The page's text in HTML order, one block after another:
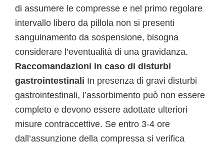
di assumere le compresse e nel primo regolare
intervallo libero da pillola non si presenti
sanguinamento da sospensione, bisogna
considerare l’eventualità di una gravidanza.
Raccomandazioni in caso di disturbi
gastrointestinali In presenza di gravi disturbi
gastrointestinali, l’assorbimento può non essere
completo e devono essere adottate ulteriori
misure contraccettive. Se entro 3-4 ore
dall’assunzione della compressa si verifica